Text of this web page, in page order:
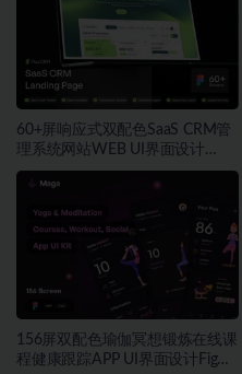
60+屏响应式双配色SaaS CRM管
理系统网站WEB UI界面设计
Figma模板套件
156屏双配色瑜伽冥想锻炼在线课
程健康跟踪APP UI界面设计Figma